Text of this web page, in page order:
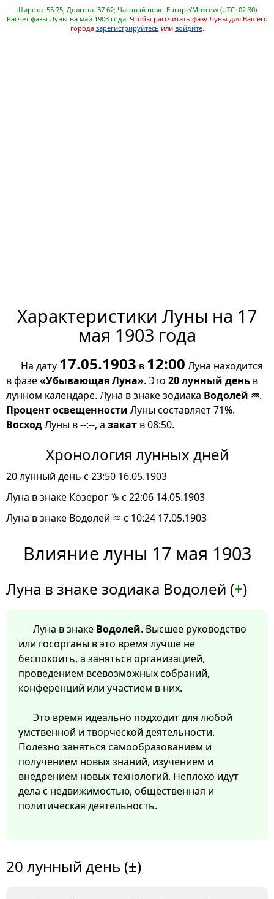
Широта: 55.75; Долгота: 37.62; Часовой пояс: Europe/Moscow (UTC+02:30).
Расчет фазы Луны на май 1903 года. Чтобы рассчитать фазу Луны для Вашего
города зарегистрируйтесь или войдите.
Характеристики Луны на 17
мая 1903 года
На дату 17.05.1903 в 12:00 Луна находится
в фазе«Убывающая Луна». Это 20 лунный день в
лунном календаре. Луна в знаке зодиака Водолей ♒.
Процент освещенности Луны составляет 71%.
ВосходЛуны в --:--, а закат в 08:50.
Хронология лунных дней
20 лунный день с 23:50 16.05.1903
Луна в знаке Козерог ♑ с 22:06 14.05.1903
Луна в знаке Водолей ♒ с 10:24 17.05.1903
Влияние луны 17 мая 1903
Луна в знаке зодиака Водолей (+)
Луна в знаке Водолей. Высшее руководство
или госорганы в это время лучше не
беспокоить, а заняться организацией,
проведением всевозможных собраний,
конференций или участием в них.
Это время идеально подходит для любой
умственной и творческой деятельности.
Полезно заняться самообразованием и
получением новых знаний, изучением и
внедрением новых технологий. Неплохо идут
дела с недвижимостью, общественная и
политическая деятельность.
20 лунный день (±)